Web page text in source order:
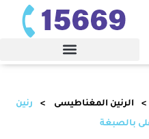
الرنين المغناطيسى رنين
بالصبغة